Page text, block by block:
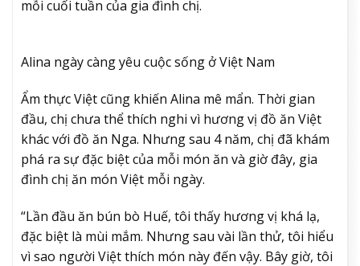
mỗi cuối tuần của gia đình chị.
Alina ngày càng yêu cuộc sống ở Việt Nam
Ẩm thực Việt cũng khiến Alina mê mẩn. Thời gian
đầu, chị chưa thể thích nghi vì hương vị đồ ăn Việt
khác với đồ ăn Nga. Nhưng sau 4 năm, chị đã khám
phá ra sự đặc biệt của mỗi món ăn và giờ đây, gia
đình chị ăn món Việt mỗi ngày.
“Lần đầu ăn bún bò Huế, tôi thấy hương vị khá lạ,
đặc biệt là mùi mắm. Nhưng sau vài lần thử, tôi hiểu
vì sao người Việt thích món này đến vậy. Bây giờ, tôi